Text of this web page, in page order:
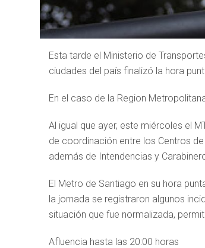
Esta tarde el Ministerio de
ciudades del país finalizó la hora
En el caso de la Region
Al igual que ayer, este miércoles el
de coordinación entre los Centros
además de Intendencias y
El Metro de Santiago en su hora
la jornada se registraron algunos
situación que fue normalizada,
Afluencia hasta las 20:00 horas